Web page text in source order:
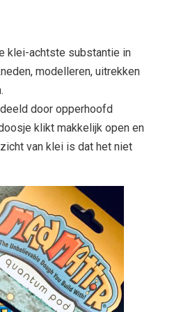
klei-achtste substantie in
modelleren, uitrekken
door opperhoofd
klikt makkelijk open en
van klei is dat het niet